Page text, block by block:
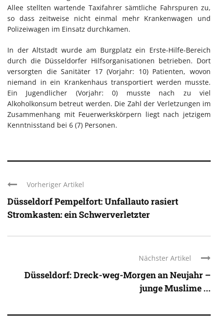
Allee stellten wartende Taxifahrer sämtliche Fahrspuren zu,
so dass zeitweise nicht einmal mehr Krankenwagen und
Polizeiwagen im Einsatz durchkamen.
In der Altstadt wurde am Burgplatz ein Erste-Hilfe-Bereich
durch die Düsseldorfer Hilfsorganisationen betrieben. Dort
versorgten die Sanitäter 17 (Vorjahr: 10) Patienten, wovon
niemand in ein Krankenhaus transportiert werden musste.
Ein Jugendlicher (Vorjahr: 0) musste nach zu viel
Alkoholkonsum betreut werden. Die Zahl der Verletzungen im
Zusammenhang mit Feuerwerkskörpern liegt nach jetzigem
Kenntnisstand bei 6 (7) Personen.
Vorheriger Artikel
Düsseldorf Pempelfort: Unfallauto rasiert
Stromkasten: ein Schwerverletzter
Nächster Artikel
Düsseldorf: Dreck-weg-Morgen an Neujahr –
junge Muslime ...